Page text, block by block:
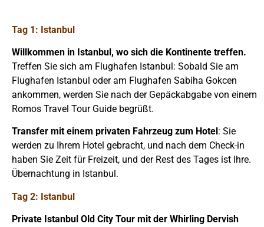
Tag 1: Istanbul
Willkommen in Istanbul, wo sich die Kontinente treffen.
Treffen Sie sich am Flughafen Istanbul: Sobald Sie am
Flughafen Istanbul oder am Flughafen Sabiha Gokcen
ankommen, werden Sie nach der Gepäckabgabe von einem
Romos Travel Tour Guide begrüßt.
Transfer mit einem privaten Fahrzeug zum Hotel : Sie
werden zu Ihrem Hotel gebracht, und nach dem Check-in
haben Sie Zeit für Freizeit, und der Rest des Tages ist Ihre.
Übernachtung in Istanbul.
Tag 2: Istanbul
Private Istanbul Old City Tour mit der Whirling Dervish